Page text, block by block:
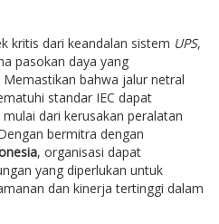
kritis dari keandalan sistem UPS,
pasokan daya yang
bahwa jalur netral
standar IEC dapat
dari kerusakan peralatan
bermitra dengan
, organisasi dapat
yang diperlukan untuk
dan kinerja tertinggi dalam